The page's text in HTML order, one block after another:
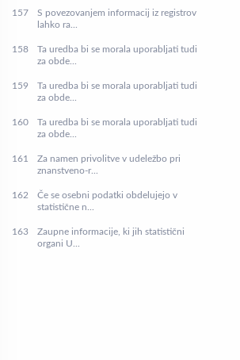
157
S povezovanjem informacij iz registrov
lahko ra...
158
Ta uredba bi se morala uporabljati tudi
za obde...
159
Ta uredba bi se morala uporabljati tudi
za obde...
160
Ta uredba bi se morala uporabljati tudi
za obde...
161
Za namen privolitve v udeležbo pri
znanstveno-r...
162
Če se osebni podatki obdelujejo v
statistične n...
163
Zaupne informacije, ki jih statistični
organi U...